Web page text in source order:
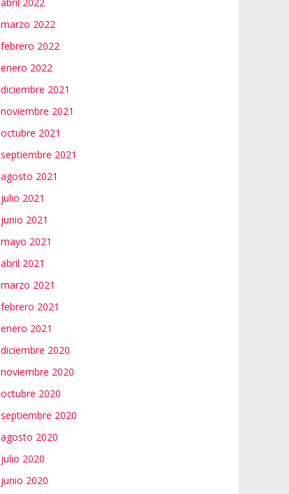
marzo 2022
febrero 2022
enero 2022
diciembre 2021
noviembre 2021
octubre 2021
septiembre 2021
agosto 2021
julio 2021
junio 2021
mayo 2021
abril 2021
marzo 2021
febrero 2021
enero 2021
diciembre 2020
noviembre 2020
octubre 2020
septiembre 2020
agosto 2020
julio 2020
junio 2020